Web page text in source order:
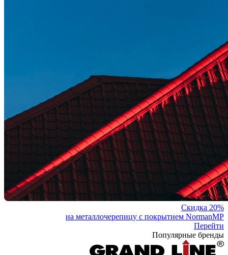
Скидка 20%
на металлочерепицу с покрытием NormanMP
Перейти
Популярные бренды